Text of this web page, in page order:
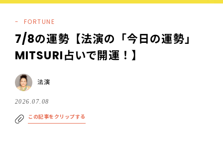
FORTUNE
7/8の運勢【法演の「今日の運勢」
MITSURI占いで開運！】
法演
2026.07.08
この記事をクリップする